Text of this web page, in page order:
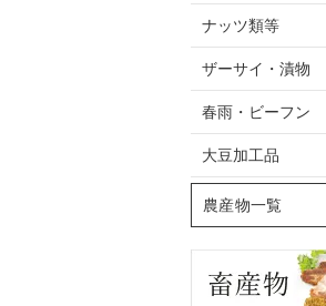
ナッツ類等
ザーサイ・漬物
春雨・ビーフン
大豆加工品
農産物一覧